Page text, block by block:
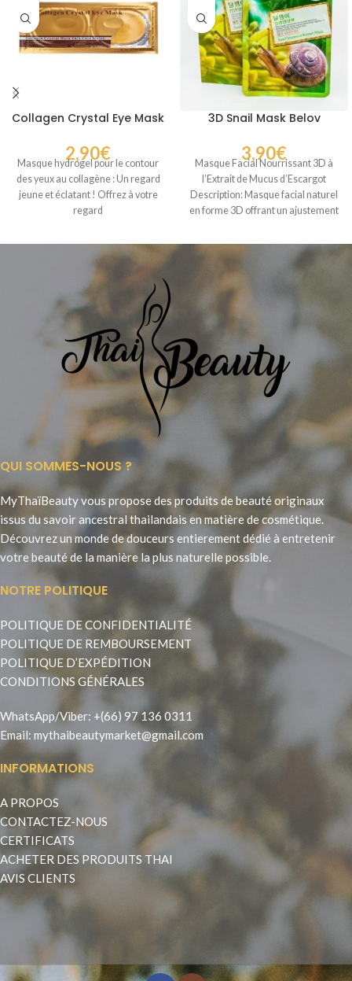
Collagen Crystal Eye Mask
2,90€
Masque hydrogel pour le contour
des yeux au collagène : Un regard
jeune et éclatant ! Offrez à votre
regard
3D Snail Mask Belov
3,90€
Masque Facial Nourrissant 3D à
l’Extrait de Mucus d’Escargot
Description: Masque facial naturel
en forme 3D offrant un ajustement
QUI SOMMES-NOUS ?
MyThaïBeauty vous propose des produits de beauté originaux
issus du savoir ancestral thailandais en matière de cosmétique.
Découvrez un monde de douceurs entierement dédié à entretenir
votre beauté de la manière la plus naturelle possible.
NOTRE POLITIQUE
POLITIQUE DE CONFIDENTIALITÉ
POLITIQUE DE REMBOURSEMENT
POLITIQUE D’EXPÉDITION
CONDITIONS GÉNÉRALES
WhatsApp/Viber: +(66) 97 136 0311
Email: mythaibeautymarket@gmail.com
INFORMATIONS
A PROPOS
CONTACTEZ-NOUS
CERTIFICATS
ACHETER DES PRODUITS THAI
AVIS CLIENTS